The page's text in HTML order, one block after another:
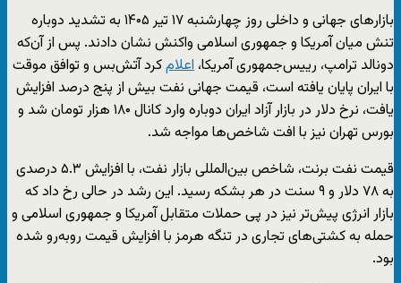
بازارهای جهانی و داخلی روز چهارشنبه ۱۷ تیر ۱۴۰۵ به تشدید دوباره
تنش میان آمریکا و جمهوری اسلامی واکنش نشان دادند. پس از آن‌که
دونالد ترامپ، رییس‌جمهوری آمریکا، اعلامکرد آتش‌بس و توافق موقت
با ایران پایان یافته است، قیمت جهانی نفت بیش از پنج درصد افزایش
یافت، نرخ دلار در بازار آزاد ایران دوباره وارد کانال ۱۸۰ هزار تومان شد و
بورس تهران نیز با افت شاخص‌ها مواجه شد.
قیمت نفت برنت، شاخص بین‌المللی بازار نفت، با افزایش ۵.۳ درصدی
به ۷۸ دلار و ۹ سنت در هر بشکه رسید. این رشد در حالی رخ داد که
بازار انرژی پیش‌تر نیز در پی حملات متقابل آمریکا و جمهوری اسلامی و
حمله به کشتی‌های تجاری در تنگه هرمز با افزایش قیمت روبه‌رو شده
بود.